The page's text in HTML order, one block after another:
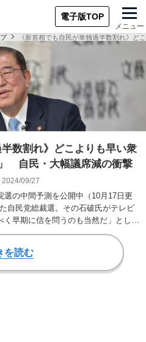
電子版TOP
メニュー
《新首相でも自民が単独過半数割れ》
数割れ》どこよりも早い衆
自民・大幅議席減の衝撃
2024/09/27
の中間予測を公開中（10月17日更
自民党総裁選。その石破氏がテレビ
早期に信を問うのも当然だ」として
を読む